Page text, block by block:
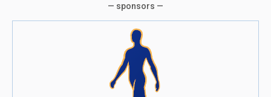
— sponsors —